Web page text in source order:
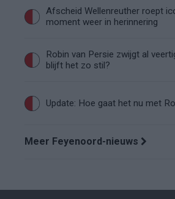
Afscheid Wellenreuther roept
moment weer in herinnering
Robin van Persie zwijgt al
blijft het zo stil?
Update: Hoe gaat het nu met
Meer Feyenoord-nieuws